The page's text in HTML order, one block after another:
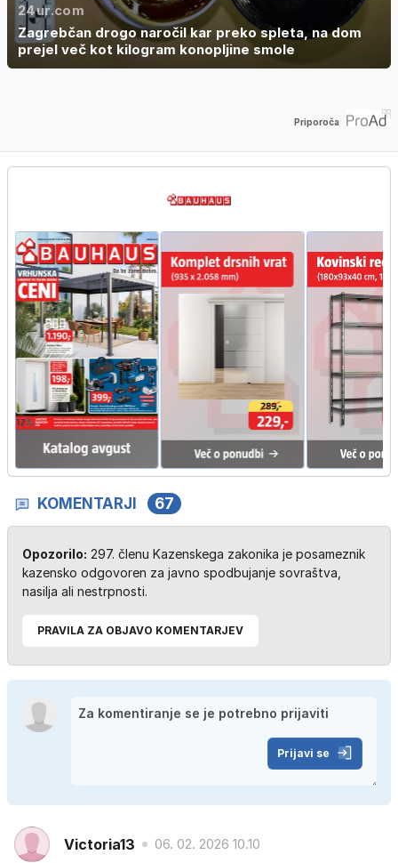
24ur.com
Zagrebčan drogo naročil kar preko spleta, na dom
prejel več kot kilogram konopljine smole
Priporoča
KOMENTARJI 67
Opozorilo: 297. členu Kazenskega zakonika je posameznik
kazensko odgovoren za javno spodbujanje sovraštva,
nasilja ali nestrpnosti.
PRAVILA ZA OBJAVO KOMENTARJEV
Prijavi se
Victoria13 06. 02. 2026 10.10